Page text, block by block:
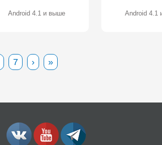
Android 4.1 и выше Android 4.1
7 › »